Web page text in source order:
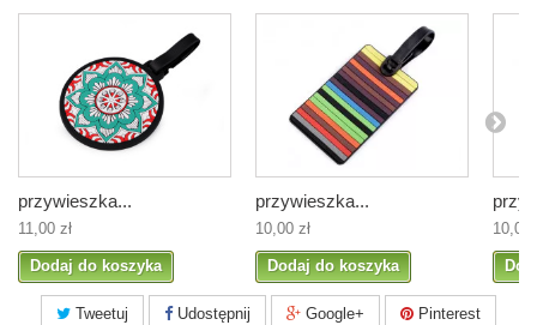
przywieszka...
11,00 zł
Dodaj do koszyka
przywieszka...
10,00 zł
Dodaj do koszyka
10,00
Tweetuj Udostępnij Google+ Pinterest